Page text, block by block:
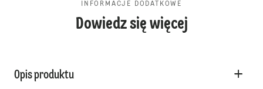
INFORMACJE DODATKOWE
Dowiedz się więcej
Opis produktu